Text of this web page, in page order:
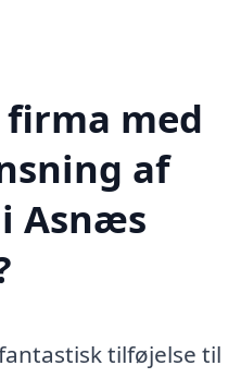
med
af
Asnæs
tilføjelse til